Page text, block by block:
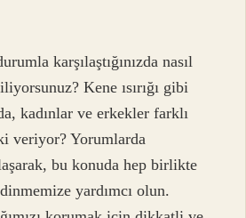
karşılaştığınızda nasıl
Kene ısırığı gibi
kadınlar ve erkekler farklı
veriyor? Yorumlarda
bu konuda hep birlikte
yardımcı olun.